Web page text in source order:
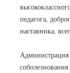
педагога,
наставника,
Администрация